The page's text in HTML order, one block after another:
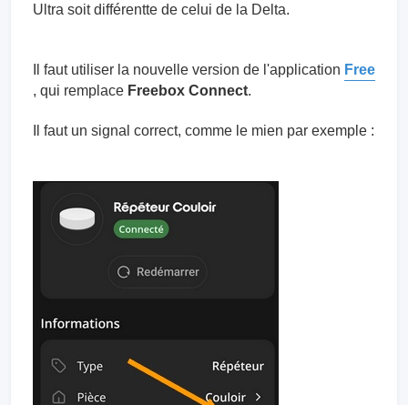
Ultra soit différentte de celui de la Delta.
Il faut utiliser la nouvelle version de l'application Free
, qui remplace Freebox Connect.
Il faut un signal correct, comme le mien par exemple :